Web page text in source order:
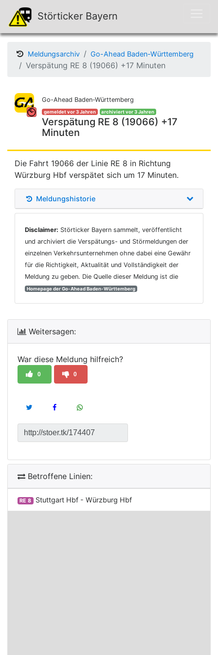
Störticker Bayern
Meldungsarchiv Go-Ahead Baden-Württemberg
Verspätung RE 8 (19066) +17 Minuten
Go-Ahead Baden-Württemberg
gemeldet vor 3 Jahren archiviert vor 3 Jahren
Verspätung RE 8 (19066) +17
Minuten
Die Fahrt 19066 der Linie RE 8 in Richtung
Würzburg Hbf verspätet sich um 17 Minuten.
Meldungshistorie
Disclaimer: Störticker Bayern sammelt, veröffentlicht
und archiviert die Verspätungs- und Störmeldungen der
einzelnen Verkehrsunternehmen ohne dabei eine Gewähr
für die Richtigkeit, Aktualität und Vollständigkeit der
Meldung zu geben. Die Quelle dieser Meldung ist die
Homepage der Go-Ahead Baden-Württemberg
Weitersagen:
War diese Meldung hilfreich?
0 0
Betroffene Linien:
RE 8 Stuttgart Hbf - Würzburg Hbf